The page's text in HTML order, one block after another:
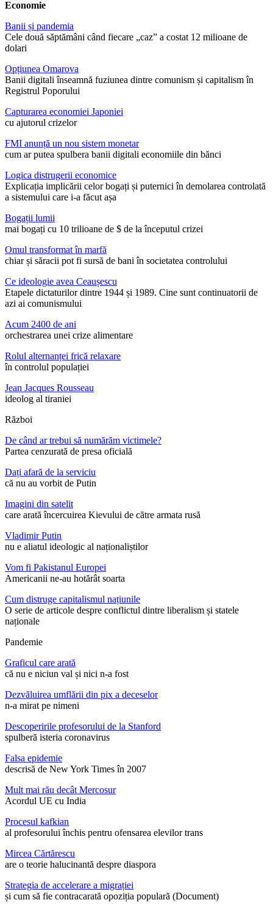
Economie
Banii și pandemia
Cele două săptămâni când fiecare „caz” a costat 12 milioane de
dolari
Opțiunea Omarova
Banii digitali înseamnă fuziunea dintre comunism și capitalism în
Registrul Poporului
Capturarea economiei Japoniei
cu ajutorul crizelor
FMI anunță un nou sistem monetar
cum ar putea spulbera banii digitali economiile din bănci
Logica distrugerii economice
Explicația implicării celor bogați și puternici în demolarea controlată
a sistemului care i-a făcut așa
Bogații lumii
mai bogați cu 10 trilioane de $ de la începutul crizei
Omul transformat în marfă
chiar și săracii pot fi sursă de bani în societatea controlului
Ce ideologie avea Ceaușescu
Etapele dictaturilor dintre 1944 și 1989. Cine sunt continuatorii de
azi ai comunismului
Acum 2400 de ani
orchestrarea unei crize alimentare
Rolul alternanței frică relaxare
în controlul populației
Jean Jacques Rousseau
ideolog al tiraniei
Război
De când ar trebui să numărăm victimele?
Partea cenzurată de presa oficială
Dați afară de la serviciu
că nu au vorbit de Putin
Imagini din satelit
care arată încercuirea Kievului de către armata rusă
Vladimir Putin
nu e aliatul ideologic al naționaliștilor
Vom fi Pakistanul Europei
Americanii ne-au hotărât soarta
Cum distruge capitalismul națiunile
O serie de articole despre conflictul dintre liberalism și statele
naționale
Pandemie
Graficul care arată
că nu e niciun val și nici n-a fost
Dezvăluirea umflării din pix a deceselor
n-a mirat pe nimeni
Descoperirile profesorului de la Stanford
spulberă isteria coronavirus
Falsa epidemie
descrisă de New York Times în 2007
Mult mai rău decât Mercosur
Acordul UE cu India
Procesul kafkian
al profesorului închis pentru ofensarea elevilor trans
Mircea Cărtărescu
are o teorie halucinantă despre diaspora
Strategia de accelerare a migrației
și cum să fie contracarată opoziția populară (Document)